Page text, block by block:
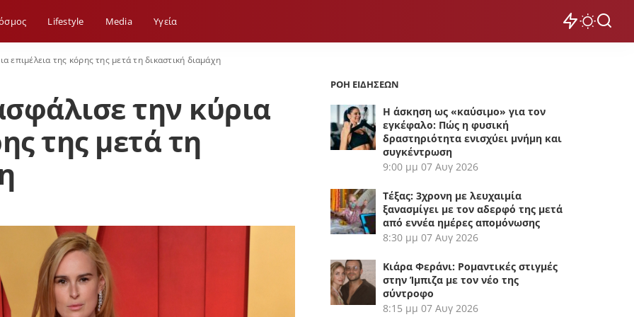
Lifestyle Media Yγεία
επιμέλεια της κόρης της μετά τη δικαστική διαμάχη
την κύρια
της μετά τη
ΡΟΗ ΕΙΔΗΣΕΩΝ
Η άσκηση ως «καύσιμο» για τον
εγκέφαλο: Πώς η φυσική
δραστηριότητα ενισχύει μνήμη και
συγκέντρωση
9:00 μμ 07 Αυγ 2026
Τέξας: 3χρονη με λευχαιμία
ξανασμίγει με τον αδερφό της μετά
από εννέα ημέρες απομόνωσης
8:30 μμ 07 Αυγ 2026
Κιάρα Φεράνι: Ρομαντικές στιγμές
στην Ίμπιζα με τον νέο της
σύντροφο
8:15 μμ 07 Αυγ 2026